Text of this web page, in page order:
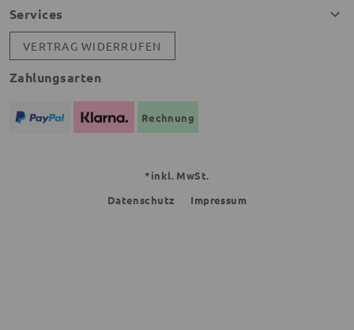
Services
VERTRAG WIDERRUFEN
Zahlungsarten
Rechnung
*inkl. MwSt.
Datenschutz
Impressum